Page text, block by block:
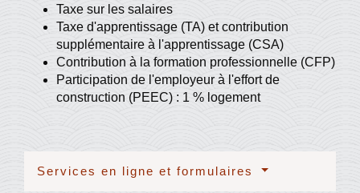
Taxe sur les salaires
Taxe d'apprentissage (TA) et contribution
supplémentaire à l'apprentissage (CSA)
Contribution à la formation professionnelle (CFP)
Participation de l'employeur à l'effort de
construction (PEEC) : 1 % logement
Services en ligne et formulaires